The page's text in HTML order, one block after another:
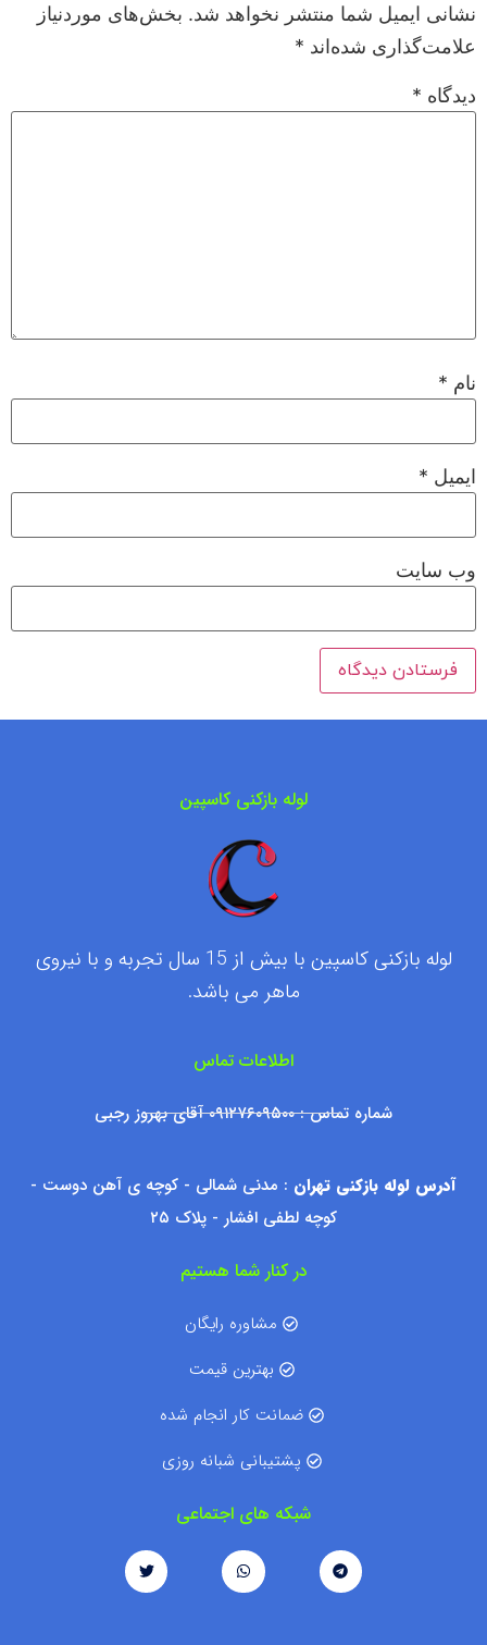
نشانی ایمیل شما منتشر نخواهد شد. بخش‌های موردنیاز
علامت‌گذاری شده‌اند *
دیدگاه *
نام *
ایمیل *
وب‌ سایت
لوله بازکنی کاسپین
لوله بازکنی کاسپین با بیش از 15 سال تجربه و با نیروی
ماهر می باشد.
اطلاعات تماس
شماره تماس : ۰۹۱۲۷۶۰۹۵۰۰ آقای بهروز رجبی
آدرس لوله بازکنی تهران : مدنی شمالی - کوچه ی آهن دوست -
کوچه لطفی افشار - پلاک ۲۵
در کنار شما هستیم
مشاوره رایگان
بهترین قیمت
ضمانت کار انجام شده
پشتیبانی شبانه روزی
شبکه های اجتماعی